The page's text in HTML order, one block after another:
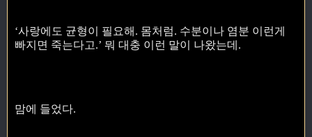
‘사랑에도 균형이 필요해. 몸처럼. 수분이나 염분 이런게
빠지면 죽는다고.’ 뭐 대충 이런 말이 나왔는데.
맘에 들었다.